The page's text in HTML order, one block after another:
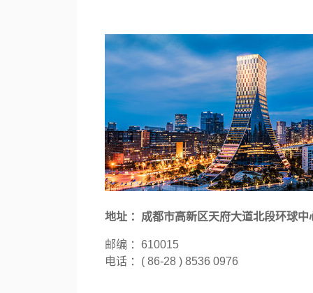
地址 ：成都市高新区天府大道北段环球中
邮编 ：610015
电话 ：( 86-28 ) 8536 0976